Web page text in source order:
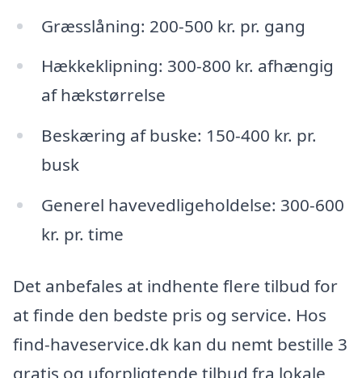
Græsslåning: 200-500 kr. pr. gang
Hækkeklipning: 300-800 kr. afhængig
af hækstørrelse
Beskæring af buske: 150-400 kr. pr.
busk
Generel havevedligeholdelse: 300-600
kr. pr. time
Det anbefales at indhente flere tilbud for
at finde den bedste pris og service. Hos
find-haveservice.dk kan du nemt bestille 3
gratis og uforpligtende tilbud fra lokale